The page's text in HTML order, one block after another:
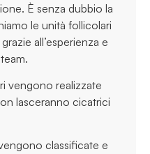
È senza dubbio la
le unità follicolari
all’esperienza e
vengono realizzate
lasceranno cicatrici
classificate e